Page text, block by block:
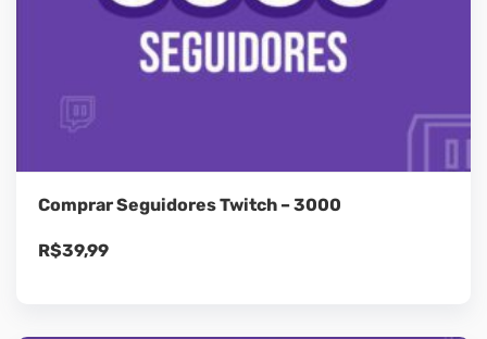
Comprar Seguidores Twitch – 3000
R$39,99